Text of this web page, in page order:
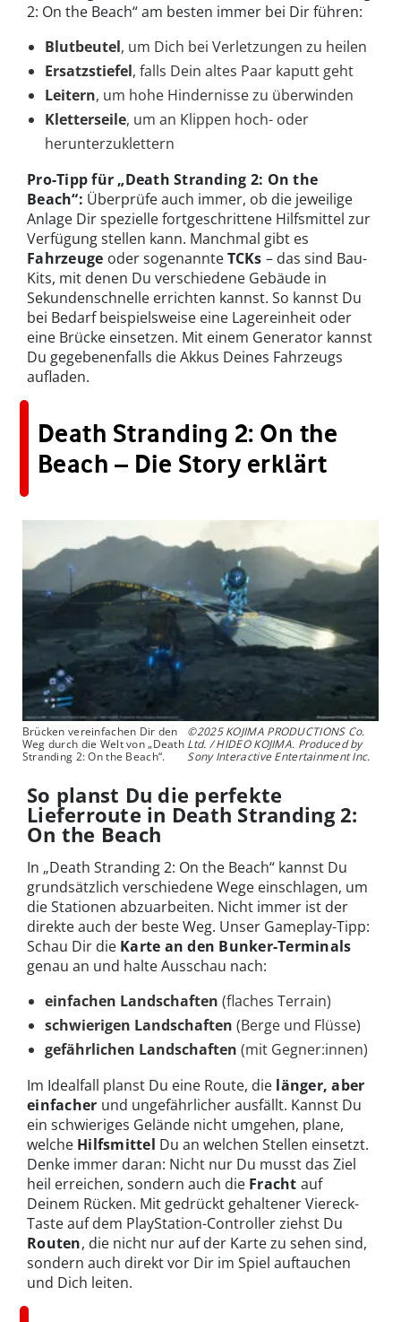
2: On the Beach“ am besten immer bei Dir führen:
Blutbeutel, um Dich bei Verletzungen zu heilen
Ersatzstiefel, falls Dein altes Paar kaputt geht
Leitern, um hohe Hindernisse zu überwinden
Kletterseile, um an Klippen hoch- oder
herunterzuklettern
Pro-Tipp für „Death Stranding 2: On the
Beach“: Überprüfe auch immer, ob die jeweilige
Anlage Dir spezielle fortgeschrittene Hilfsmittel zur
Verfügung stellen kann. Manchmal gibt es
Fahrzeuge oder sogenannteTCKs – das sind Bau-
Kits, mit denen Du verschiedene Gebäude in
Sekundenschnelle errichten kannst. So kannst Du
bei Bedarf beispielsweise eine Lagereinheit oder
eine Brücke einsetzen. Mit einem Generator kannst
Du gegebenenfalls die Akkus Deines Fahrzeugs
aufladen.
Death Stranding 2: On the
Beach – Die Story erklärt
Brücken vereinfachen Dir den
Weg durch die Welt von „Death
Stranding 2: On the Beach“.
©2025 KOJIMA PRODUCTIONS Co.
Ltd. / HIDEO KOJIMA. Produced by
Sony Interactive Entertainment Inc.
So planst Du die perfekte
Lieferroute in Death Stranding 2:
On the Beach
In „Death Stranding 2: On the Beach“ kannst Du
grundsätzlich verschiedene Wege einschlagen, um
die Stationen abzuarbeiten. Nicht immer ist der
direkte auch der beste Weg. Unser Gameplay-Tipp:
Schau Dir die Karte an den Bunker-Terminals
genau an und halte Ausschau nach:
einfachen Landschaften (flaches Terrain)
schwierigen Landschaften (Berge und Flüsse)
gefährlichen Landschaften (mit Gegner:innen)
Im Idealfall planst Du eine Route, die länger, aber
einfacher und ungefährlicher ausfällt. Kannst Du
ein schwieriges Gelände nicht umgehen, plane,
welche Hilfsmittel Du an welchen Stellen einsetzt.
Denke immer daran: Nicht nur Du musst das Ziel
heil erreichen, sondern auch die Fracht auf
Deinem Rücken. Mit gedrückt gehaltener Viereck-
Taste auf dem PlayStation-Controller ziehst Du
Routen, die nicht nur auf der Karte zu sehen sind,
sondern auch direkt vor Dir im Spiel auftauchen
und Dich leiten.